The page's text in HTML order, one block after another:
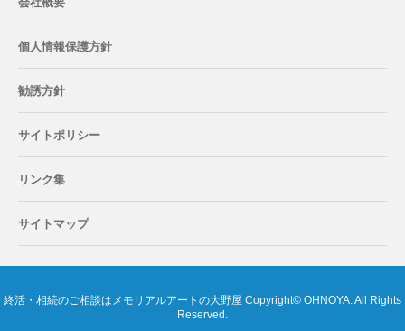
個人情報保護方針
勧誘方針
サイトポリシー
リンク集
サイトマップ
終活・相続のご相談はメモリアルアートの大野屋 Copyright© OHNOYA. All Rights
Reserved.